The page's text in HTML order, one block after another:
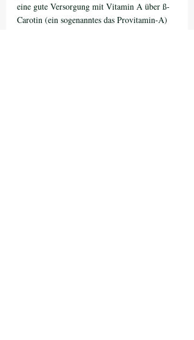
eine gute Versorgung mit Vitamin A über ß-
Carotin (ein sogenanntes das Provitamin-A)